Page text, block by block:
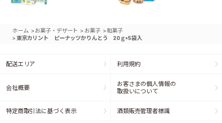
ホーム >お菓子・デザート > お菓子 >和菓子
>東京カリント ピーナッツかりんとう 20ｇ×5袋入
配送エリア 利用規約
会社概要
お客さまの個人情報の
取扱いについて
特定商取引法に基づく表示 酒類販売管理者標識